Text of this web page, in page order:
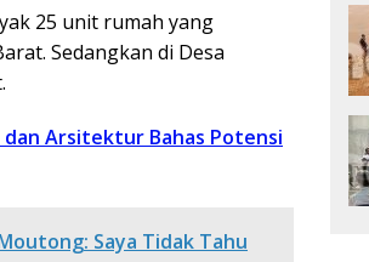
25 unit rumah yang
Sedangkan di Desa
dan Arsitektur Bahas Potensi
Saya Tidak Tahu